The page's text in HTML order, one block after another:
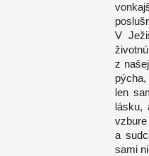
V
z
len
lásku,
a
sami